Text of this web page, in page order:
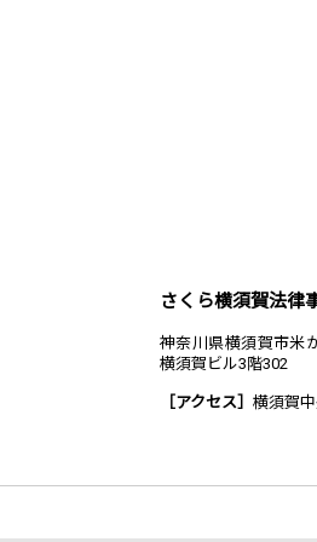
さくら横須賀法律
神奈川県横須賀市米
横須賀ビル3階302
［アクセス］ 横須賀